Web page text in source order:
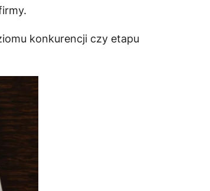
konkurencji czy etapu